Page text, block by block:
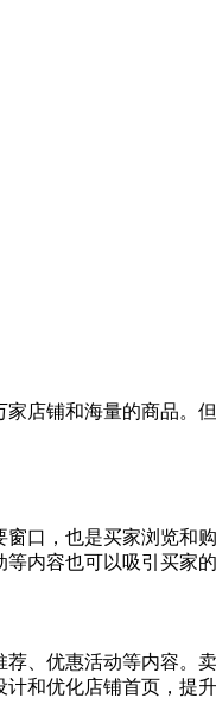
店铺和海量的商品
口，也是买家浏览
内容也可以吸引买家
、优惠活动等内容。
和优化店铺首页，提